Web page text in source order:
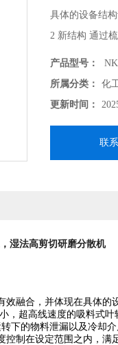
具体的设备结
2 新结构 通过
吸料式叶轮提
3 更可靠 采用
质污染等问题
产品型号：
所属分类：
化
更新时间：
联
湿法高剪切研磨分散机
融合，并体现在具体
，超高线速度的吸料式
下的物料泄漏以及冷却
制在设定范围之内，满